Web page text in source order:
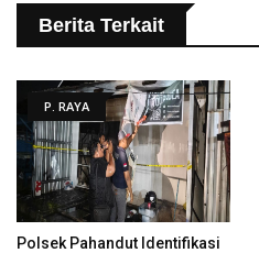
Berita Terkait
P. RAYA
Polsek Pahandut Identifikasi